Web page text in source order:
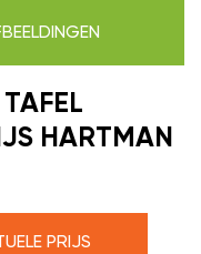
HARTMAN
PRIJS